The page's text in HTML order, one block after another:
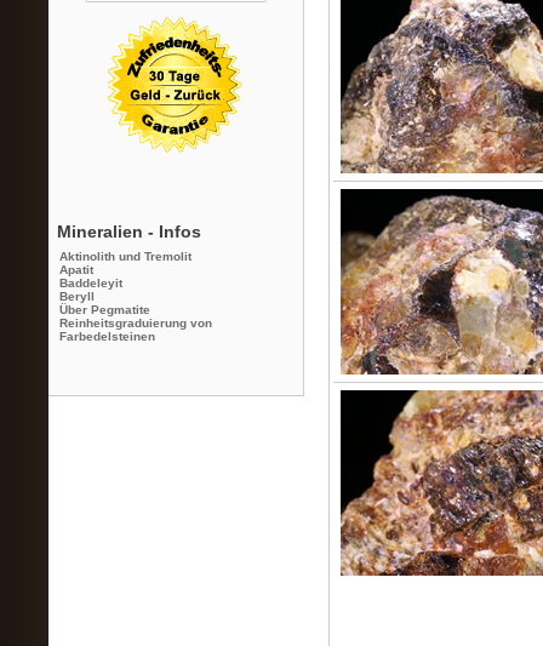
Mineralien - Infos
Aktinolith und Tremolit
Apatit
Baddeleyit
Beryll
Über Pegmatite
Reinheitsgraduierung von
Farbedelsteinen